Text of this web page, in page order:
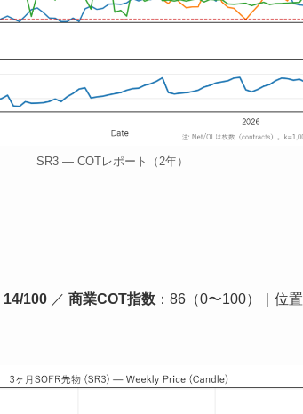
SR3 — COTレポート（2年）
14/100 ／ 商業COT指数 ：86（0〜100）｜位置